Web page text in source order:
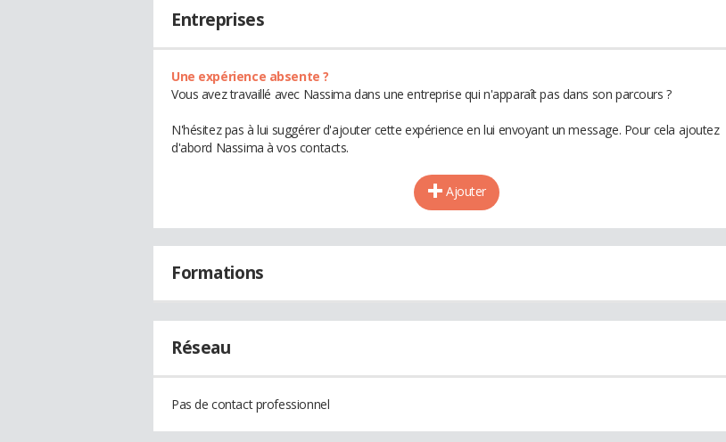
Entreprises
Une expérience absente ?
Vous avez travaillé avec Nassima dans une entreprise qui n'apparaît pas dans son parcours ?
N'hésitez pas à lui suggérer d'ajouter cette expérience en lui envoyant un message. Pour cela ajoutez
d'abord Nassima à vos contacts.
Ajouter
Formations
Réseau
Pas de contact professionnel